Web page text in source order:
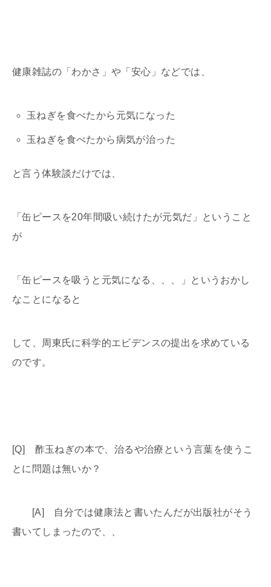
健康雑誌の「わかさ」や「安心」などでは、
玉ねぎを食べたから元気になった
玉ねぎを食べたから病気が治った
と言う体験談だけでは、
「缶ピースを20年間吸い続けたが元気だ」ということ
が
「缶ピースを吸うと元気になる、、、」というおかし
なことになると
して、周東氏に科学的エビデンスの提出を求めている
のです。
[Q] 酢玉ねぎの本で、治るや治療という言葉を使うこ
とに問題は無いか？
[A] 自分では健康法と書いたんだが出版社がそう
書いてしまったので、、